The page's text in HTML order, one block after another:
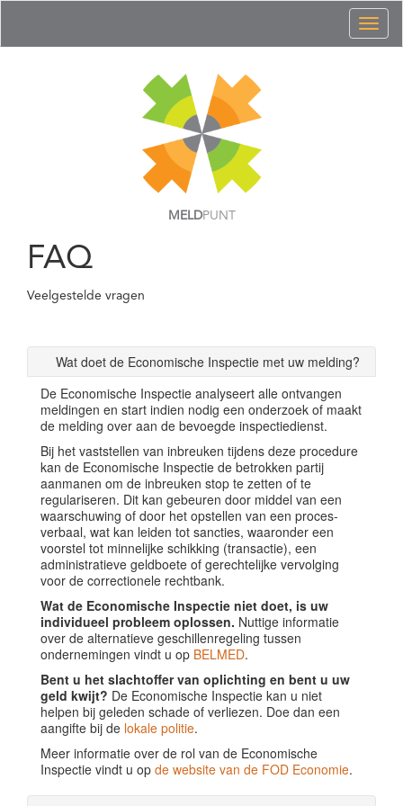
MELDPUNT
FAQ
Veelgestelde vragen
Wat doet de Economische Inspectie met uw melding?
De Economische Inspectie analyseert alle ontvangen
meldingen en start indien nodig een onderzoek of maakt
de melding over aan de bevoegde inspectiedienst.
Bij het vaststellen van inbreuken tijdens deze procedure
kan de Economische Inspectie de betrokken partij
aanmanen om de inbreuken stop te zetten of te
regulariseren. Dit kan gebeuren door middel van een
waarschuwing of door het opstellen van een proces-
verbaal, wat kan leiden tot sancties, waaronder een
voorstel tot minnelijke schikking (transactie), een
administratieve geldboete of gerechtelijke vervolging
voor de correctionele rechtbank.
Wat de Economische Inspectie niet doet, is uw
individueel probleem oplossen. Nuttige informatie
over de alternatieve geschillenregeling tussen
ondernemingen vindt u op BELMED.
Bent u het slachtoffer van oplichting en bent u uw
geld kwijt? De Economische Inspectie kan u niet
helpen bij geleden schade of verliezen. Doe dan een
aangifte bij de lokale politie.
Meer informatie over de rol van de Economische
Inspectie vindt u op de website van de FOD Economie.